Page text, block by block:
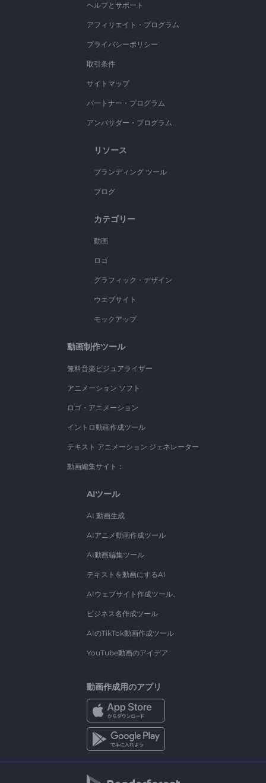
ヘルプとサポート
アフィリエイト・プログラム
プライバシーポリシー
取引条件
サイトマップ
パートナー・プログラム
アンバサダー・プログラム
リソース
ブランディング ツール
ブログ
カテゴリー
動画
ロゴ
グラフィック・デザイン
ウエブサイト
モックアップ
動画制作ツール
無料音楽ビジュアライザー
アニメーション ソフト
ロゴ・アニメーション
イントロ動画作成ツール
テキスト アニメーション ジェネレーター
動画編集サイト：
AIツール
AI 動画生成
AIアニメ動画作成ツール
AI動画編集ツール
テキストを動画にするAI
AIウェブサイト作成ツール。
ビジネス名作成ツール
AIのTikTok動画作成ツール
YouTube動画のアイデア
動画作成用のアプリ